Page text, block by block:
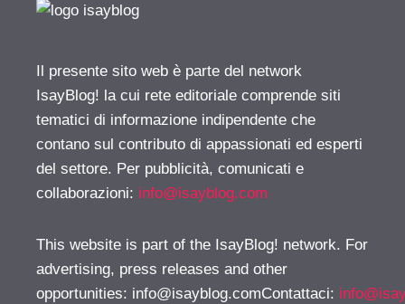
Il presente sito web è parte del network
IsayBlog! la cui rete editoriale comprende siti
tematici di informazione indipendente che
contano sul contributo di appassionati ed esperti
del settore. Per pubblicità, comunicati e
collaborazioni: info@isayblog.com
This website is part of the IsayBlog! network. For
advertising, press releases and other
opportunities: info@isayblog.comContattaci: